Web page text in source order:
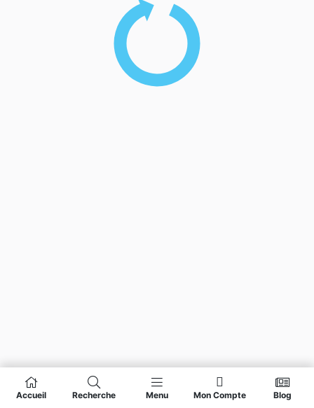
Accueil Recherche Menu Mon Compte Blog